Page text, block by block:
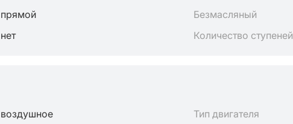
прямой Безмасляный
нет Количество ступеней
воздушное Тип двигателя